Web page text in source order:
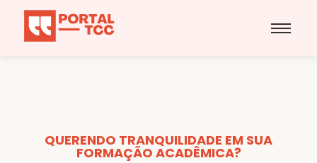
QUERENDO TRANQUILIDADE EM SUA
FORMAÇÃO ACADÊMICA?